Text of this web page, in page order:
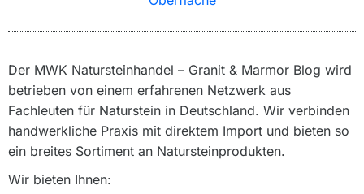
Der MWK Natursteinhandel – Granit & Marmor Blog wird
betrieben von einem erfahrenen Netzwerk aus
Fachleuten für Naturstein in Deutschland. Wir verbinden
handwerkliche Praxis mit direktem Import und bieten so
ein breites Sortiment an Natursteinprodukten.
Wir bieten Ihnen: